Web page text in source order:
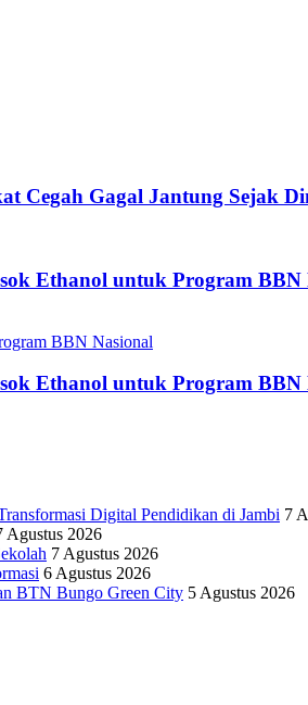
Cegah Gagal Jantung Sejak
Ethanol untuk Program BBN
Ethanol untuk Program BBN
Digital Pendidikan di Jambi 7
Agustus 2026
7 Agustus 2026
6 Agustus 2026
BTN Bungo Green City 5 Agustus 2026